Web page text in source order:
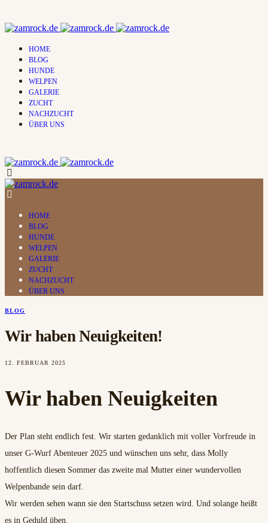
HOME
BLOG
HUNDE
WELPEN
GALERIE
ZUCHT
NACHZUCHT
ÜBER UNS
HOME
BLOG
HUNDE
WELPEN
GALERIE
ZUCHT
NACHZUCHT
ÜBER UNS
BLOG
Wir haben Neuigkeiten!
12. FEBRUAR 2025
Wir haben Neuigkeiten
Der Plan steht endlich fest. Wir starten gedanklich mit voller Vorfreude in
unser G-Wurf Abenteuer 2025 und wünschen uns sehr, dass Molly
hoffentlich diesen Sommer das zweite mal Mutter einer wundervollen
Welpenbande sein darf.
Wir werden sehen wann sie den Startschuss setzen wird. Und solange heißt
es in Geduld üben.